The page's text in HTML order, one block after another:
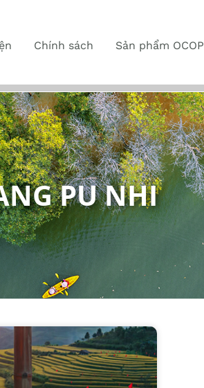
Chính sách Sản phẩm OCOP
PU NHI